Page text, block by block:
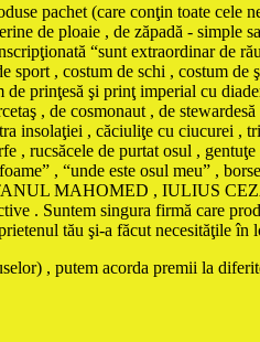
pachet (care conţin toate cele
de ploaie , de zăpadă - simple
“sunt extraordinar de
, costum de schi , costum de
prinţesă şi prinţ imperial cu
, de cosmonaut , de stewardesă
insolaţiei , căciuliţe cu ciucurei ,
, rucsăcele de purtat osul , gentuţe
, “unde este osul meu” ,
MAHOMED , IULIUS
. Suntem singura firmă care
tău şi-a făcut necesităţile în
, putem acorda premii la